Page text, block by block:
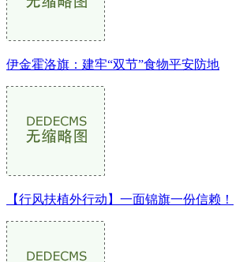
伊金霍洛旗：建牢“双节”食物平安防地
【行风扶植外行动】一面锦旗一份信赖！